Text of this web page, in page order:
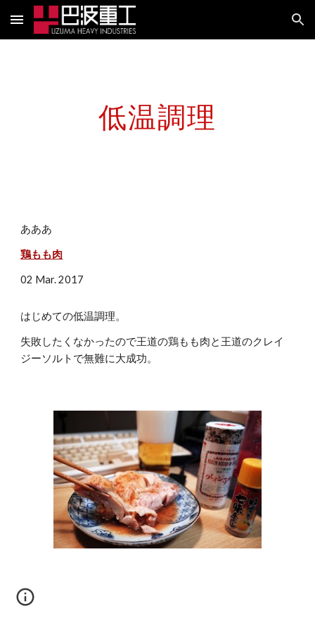
Skip to main content Skip to navigation
低温調理
あああ
鶏もも肉
02 Mar. 2017
はじめての低温調理。
失敗したくなかったので王道の鶏もも肉と王道のクレイ
ジーソルトで無難に大成功。